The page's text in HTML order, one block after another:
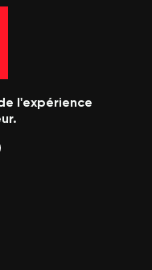
l'expérience